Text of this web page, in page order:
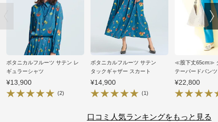
ボタニカルフルーツ サテン レ
ギュラーシャツ
¥13,900
(2)
ボタニカルフルーツ サテン
タックギャザー スカート
¥14,900
(1)
≪股下丈65cm≫
テーパードパンツ
¥22,800
口コミ人気ランキングをもっと見る